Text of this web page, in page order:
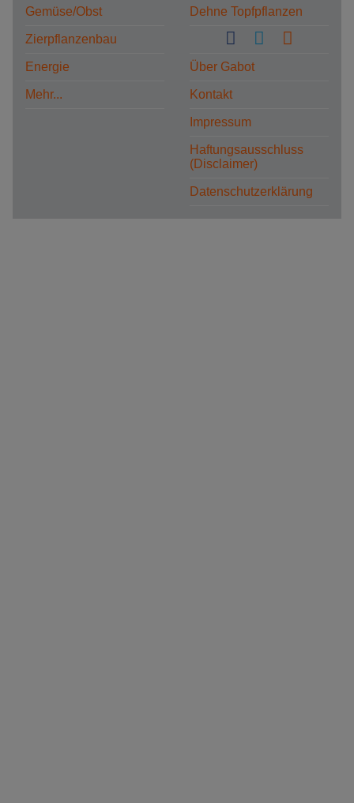
Gemüse/Obst
Zierpflanzenbau
Energie
Mehr...
Dehne Topfpflanzen
Über Gabot
Kontakt
Impressum
Haftungsausschluss
(Disclaimer)
Datenschutzerklärung